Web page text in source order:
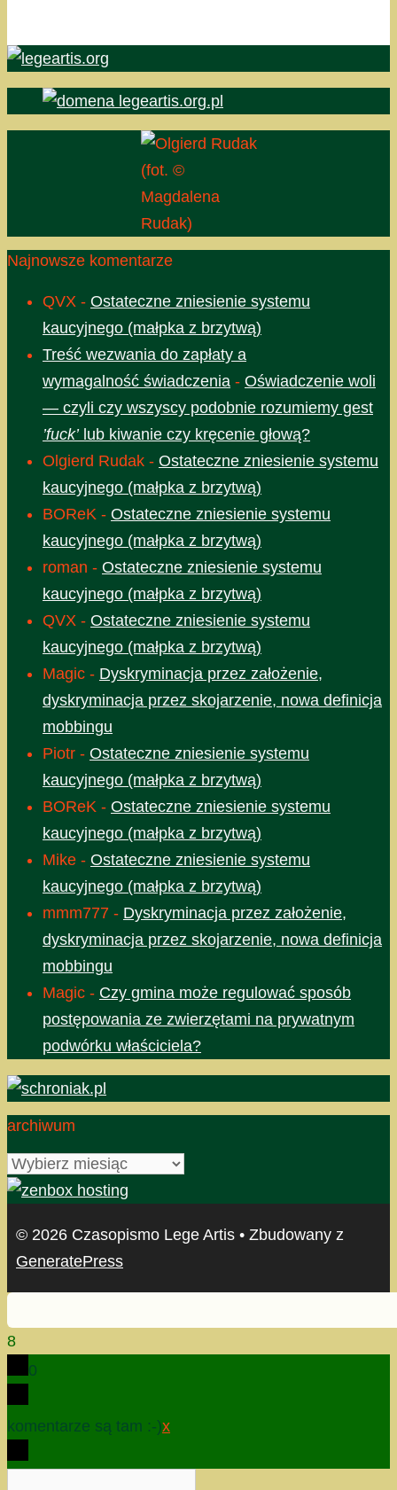
(fot. ©
Magdalena
Rudak)
Najnowsze komentarze
QVX - Ostateczne zniesienie systemu
kaucyjnego (małpka z brzytwą)
Treść wezwania do zapłaty a
wymagalność świadczenia - Oświadczenie woli
— czyli czy wszyscy podobnie rozumiemy gest
’fuck’lub kiwanie czy kręcenie głową?
Olgierd Rudak - Ostateczne zniesienie systemu
kaucyjnego (małpka z brzytwą)
BOReK - Ostateczne zniesienie systemu
kaucyjnego (małpka z brzytwą)
roman - Ostateczne zniesienie systemu
kaucyjnego (małpka z brzytwą)
QVX - Ostateczne zniesienie systemu
kaucyjnego (małpka z brzytwą)
Magic - Dyskryminacja przez założenie,
dyskryminacja przez skojarzenie, nowa definicja
mobbingu
Piotr - Ostateczne zniesienie systemu
kaucyjnego (małpka z brzytwą)
BOReK - Ostateczne zniesienie systemu
kaucyjnego (małpka z brzytwą)
Mike - Ostateczne zniesienie systemu
kaucyjnego (małpka z brzytwą)
mmm777 - Dyskryminacja przez założenie,
dyskryminacja przez skojarzenie, nowa definicja
mobbingu
Magic - Czy gmina może regulować sposób
postępowania ze zwierzętami na prywatnym
podwórku właściciela?
archiwum
archiwum
© 2026 Czasopismo Lege Artis • Zbudowany z
GeneratePress
8
0
komentarze są tam :-)x